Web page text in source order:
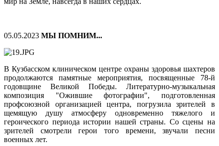
05.05.2023 МЫ ПОМНИМ...
В Кузбасском клиническом центре охраны здоровья шахтеров
продолжаются памятные мероприятия, посвященные 78-й
годовщине Великой Победы. Литературно-музыкальная
композиция "Ожившие фотографии", подготовленная
профсоюзной организацией центра, погрузила зрителей в
щемящую душу атмосферу одновременно тяжелого и
героического периода истории нашей страны. Со сцены на
зрителей смотрели герои того времени, звучали песни
военных лет.